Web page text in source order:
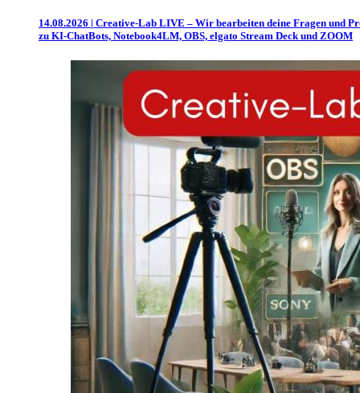
14.08.2026 | Creative-Lab LIVE – Wir bearbeiten deine Fragen und
zu KI-ChatBots, Notebook4LM, OBS, elgato Stream Deck und ZOOM